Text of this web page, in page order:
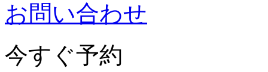
お問い合わせ
今すぐ予約